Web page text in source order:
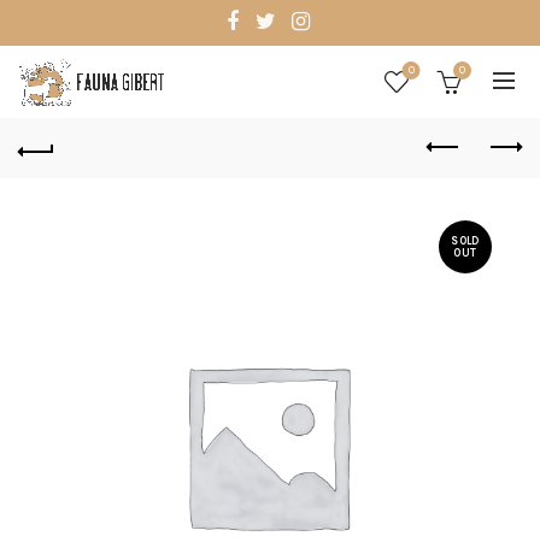
0 0
SOLD
OUT